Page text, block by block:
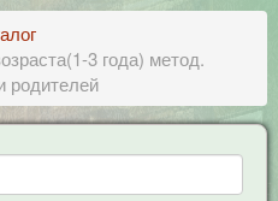
3 года) метод.
родителей